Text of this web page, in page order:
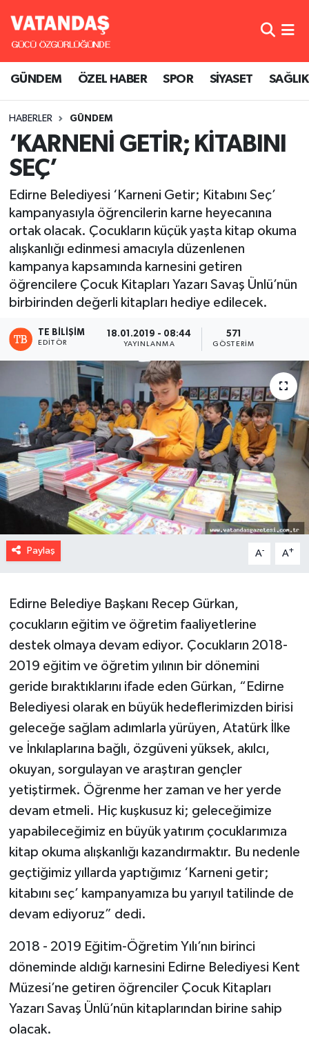
GÜNDEM ÖZEL HABER SPOR SİYASET SAĞLIK
HABERLER GÜNDEM
‘KARNENİ GETİR; KİTABINI
SEÇ’
Edirne Belediyesi ‘Karneni Getir; Kitabını Seç’
kampanyasıyla öğrencilerin karne heyecanına
ortak olacak. Çocukların küçük yaşta kitap okuma
alışkanlığı edinmesi amacıyla düzenlenen
kampanya kapsamında karnesini getiren
öğrencilere Çocuk Kitapları Yazarı Savaş Ünlü’nün
birbirinden değerli kitapları hediye edilecek.
TE BILIŞIM
EDITÖR
18.01.2019 - 08:44
YAYINLANMA
571
GÖSTERIM
Paylaş A- A+
Edirne Belediye Başkanı Recep Gürkan,
çocukların eğitim ve öğretim faaliyetlerine
destek olmaya devam ediyor. Çocukların 2018-
2019 eğitim ve öğretim yılının bir dönemini
geride bıraktıklarını ifade eden Gürkan, “Edirne
Belediyesi olarak en büyük hedeflerimizden birisi
geleceğe sağlam adımlarla yürüyen, Atatürk İlke
ve İnkılaplarına bağlı, özgüveni yüksek, akılcı,
okuyan, sorgulayan ve araştıran gençler
yetiştirmek. Öğrenme her zaman ve her yerde
devam etmeli. Hiç kuşkusuz ki; geleceğimize
yapabileceğimiz en büyük yatırım çocuklarımıza
kitap okuma alışkanlığı kazandırmaktır. Bu nedenle
geçtiğimiz yıllarda yaptığımız ‘Karneni getir;
kitabını seç’ kampanyamıza bu yarıyıl tatilinde de
devam ediyoruz” dedi.
2018 - 2019 Eğitim-Öğretim Yılı’nın birinci
döneminde aldığı karnesini Edirne Belediyesi Kent
Müzesi’ne getiren öğrenciler Çocuk Kitapları
Yazarı Savaş Ünlü’nün kitaplarından birine sahip
olacak.
GÜNDEM
SPOR
SİYASET
SAĞLIK
Hava Durumu
Süper Lig Puan Durumu ve Fikstür
Tüm Manşetler
Son Dakika Haberleri
Haber Arşivi